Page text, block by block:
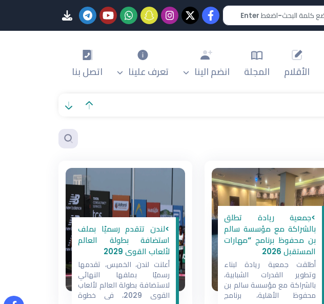
الأقلام المجلة انضم الينا تعرف علينا اتصل بنا
>جمعية ريادة تطلق
بالشراكة مع مؤسسة سالم
بن محفوظ برنامج “مهارات
المستقبل 2026
أطلقت جمعية ريادة لبناء
وتطوير القدرات الشبابية،
بالشراكة مع مؤسسة سالم بن
محفوظ الأهلية، برنامج
>لندن تتقدم رسميًا بملف
استضافة بطولة العالم
لألعاب القوى 2029
أعلنت لندن، الخميس، تقدمها
رسميًا بملفها النهائي
لاستضافة بطولة العالم لألعاب
القوى 2029، في خطوة